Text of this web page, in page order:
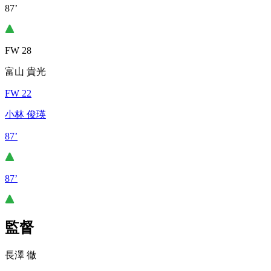
87’
FW 28
富山 貴光
FW 22
小林 俊瑛
87’
87’
監督
長澤 徹